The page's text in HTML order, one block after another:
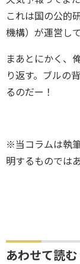
これは国の公的
機構）が運営し
まあとにかく、
り返す。ブルの
るのだー！
※当コラムは執
明するものでは
あわせて読む